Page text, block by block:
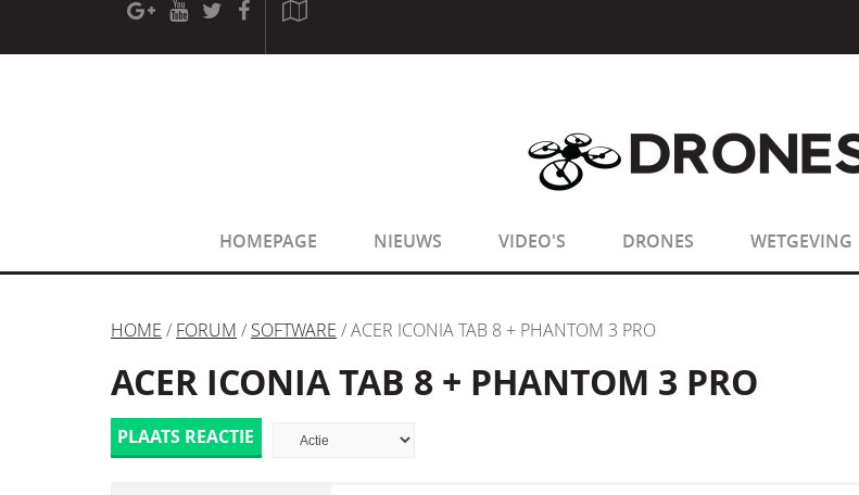
[phpBB Debug] PHP Warning: in file[ROOT]/phpbb/session.php
sizeof(): Parameter
sizeof(): Parameter
HOMEPAGE NIEUWS VIDEO'S DRONES WETGEVING
HOME / FORUM / SOFTWARE / ACER ICONIA TAB 8 + PHANTOM 3 PRO
ACER ICONIA TAB 8 + PHANTOM 3 PRO
PLAATS REACTIE